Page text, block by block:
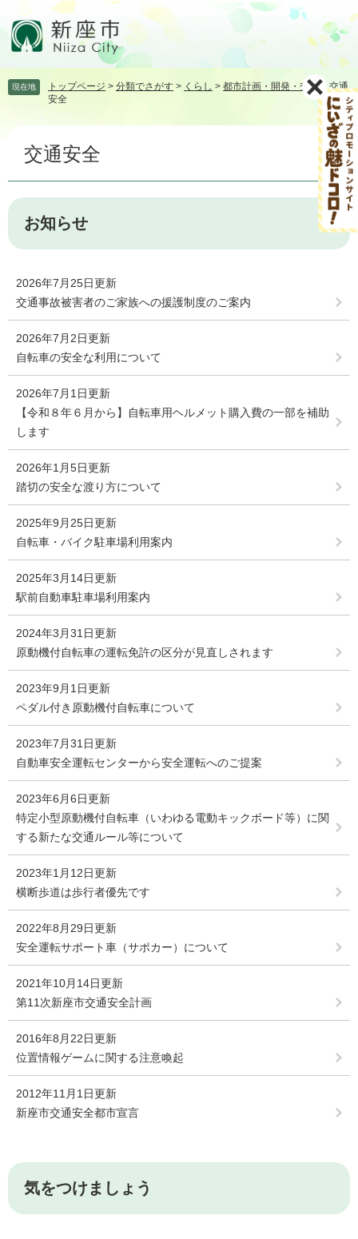
頭飛 現在地 トップページ > 分類でさがす > くらし > 都市計画・開発・交通 >交通
安全
交通安全
お知らせ
2026年7月25日更新
交通事故被害者のご家族への援護制度のご案内
2026年7月2日更新
自転車の安全な利用について
2026年7月1日更新
【令和８年６月から】自転車用ヘルメット購入費の一部を補助
します
2026年1月5日更新
踏切の安全な渡り方について
2025年9月25日更新
自転車・バイク駐車場利用案内
2025年3月14日更新
駅前自動車駐車場利用案内
2024年3月31日更新
原動機付自転車の運転免許の区分が見直しされます
2023年9月1日更新
ペダル付き原動機付自転車について
2023年7月31日更新
自動車安全運転センターから安全運転へのご提案
2023年6月6日更新
特定小型原動機付自転車（いわゆる電動キックボード等）に関
する新たな交通ルール等について
2023年1月12日更新
横断歩道は歩行者優先です
2022年8月29日更新
安全運転サポート車（サポカー）について
2021年10月14日更新
第11次新座市交通安全計画
2016年8月22日更新
位置情報ゲームに関する注意喚起
2012年11月1日更新
新座市交通安全都市宣言
気をつけましょう